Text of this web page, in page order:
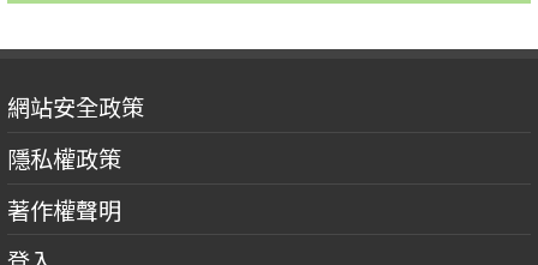
網站安全政策
隱私權政策
著作權聲明